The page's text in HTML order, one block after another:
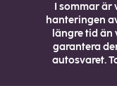
I sommar är
hanteringen
längre tid
garantera
autosvaret.